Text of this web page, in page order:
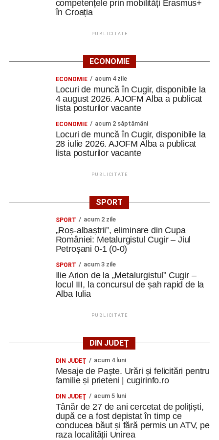
competențele prin mobilități Erasmus+
în Croația
PUBLICITATE
ECONOMIE
ECONOMIE acum 4 zile
Locuri de muncă în Cugir, disponibile la
4 august 2026. AJOFM Alba a publicat
lista posturilor vacante
ECONOMIE acum 2 săptămâni
Locuri de muncă în Cugir, disponibile la
28 iulie 2026. AJOFM Alba a publicat
lista posturilor vacante
PUBLICITATE
SPORT
SPORT acum 2 zile
„Roș-albaștrii”, eliminare din Cupa
României: Metalurgistul Cugir – Jiul
Petroșani 0-1 (0-0)
SPORT acum 3 zile
Ilie Arion de la „Metalurgistul” Cugir –
locul III, la concursul de șah rapid de la
Alba Iulia
PUBLICITATE
DIN JUDEȚ
DIN JUDEŢ acum 4 luni
Mesaje de Paște. Urări și felicitări pentru
familie și prieteni | cugirinfo.ro
DIN JUDEŢ acum 5 luni
Tânăr de 27 de ani cercetat de polițiști,
după ce a fost depistat în timp ce
conducea băut și fără permis un ATV, pe
raza localității Unirea